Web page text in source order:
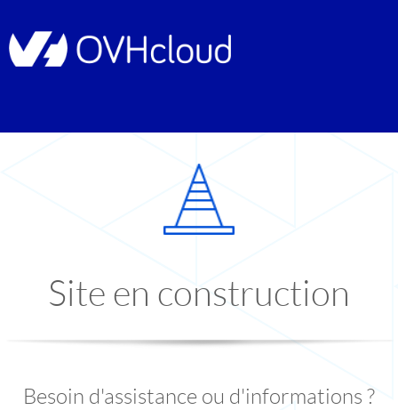
Site en construction
Besoin d'assistance ou d'informations ?